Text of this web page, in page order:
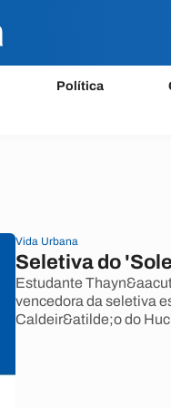
Política
Vida Urbana
Seletiva do
Estudante
vencedora da seletiva
Caldeir&atilde;o do